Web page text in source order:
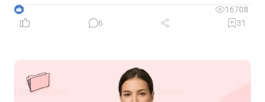
помилки
3
16708
6
31